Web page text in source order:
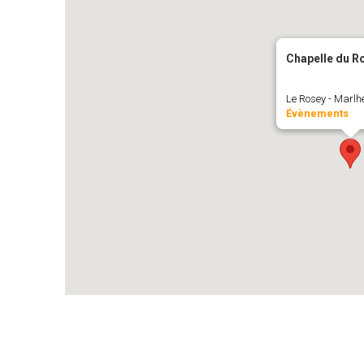
Chapelle du
Le Rosey -
Évènements